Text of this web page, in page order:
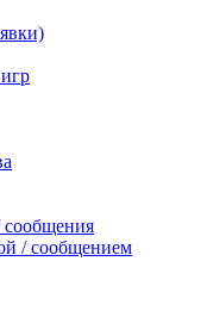
/ сообщением